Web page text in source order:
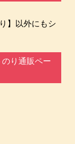
】以外にもシ
り通販ペー